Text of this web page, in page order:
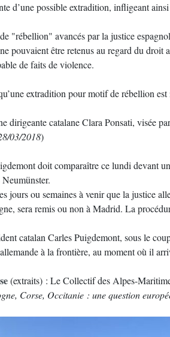
d’une possible extradition, infligeant
"rébellion" avancés par la justice
pouvaient être retenus au regard du
de faits de violence.
extradition pour motif de rébellion
dirigeante catalane Clara Ponsati, visée
03/2018)
doit comparaître ce lundi devant
jours ou semaines à venir que la justice
sera remis ou non à Madrid. La
catalan Carles Puigdemont, sous le
à la frontière, au moment où il
(extraits) : Le Collectif des Alpes-
Corse, Occitanie : une question